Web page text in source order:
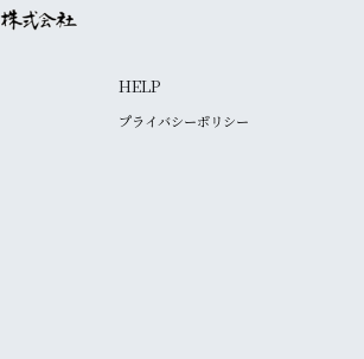
HELP
プライバシーポリシー